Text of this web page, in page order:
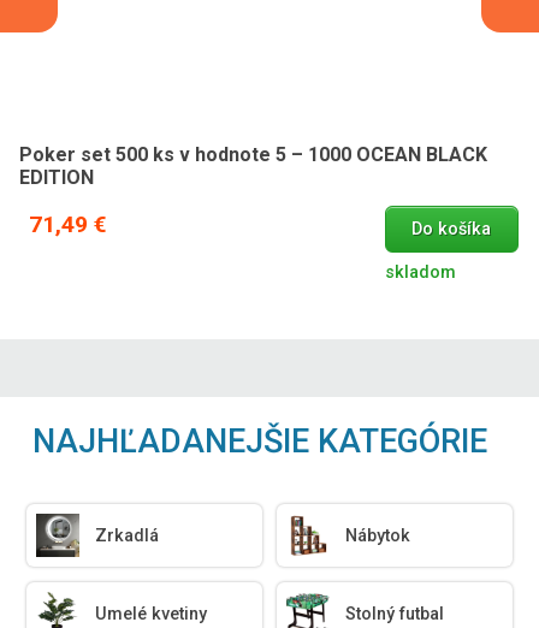
Poker set 500 ks v hodnote 5 – 1000 OCEAN BLACK
EDITION
71,49 € Do košíka
skladom
NAJHĽADANEJŠIE KATEGÓRIE
Zrkadlá Nábytok
Umelé kvetiny Stolný futbal